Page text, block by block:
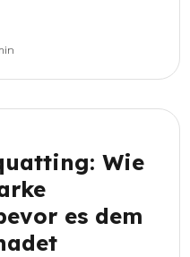
Wie
es dem